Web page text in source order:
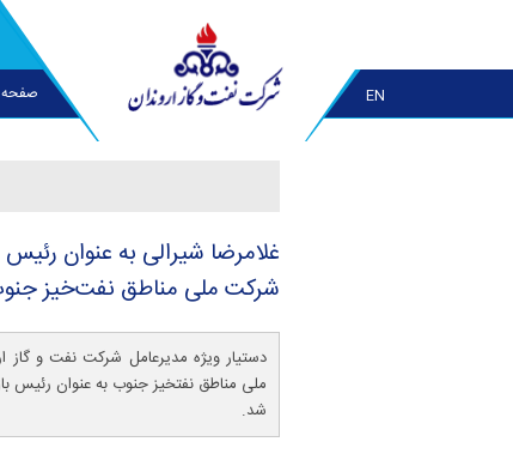
EN صفحه
غلامرضا شیرالی به عنوان
شركت ملی مناطق نفت‌خیز
دستیار ویژه مدیرعامل شرکت نفت و گاز
ملی مناطق نفتخیز جنوب به عنوان
شد.